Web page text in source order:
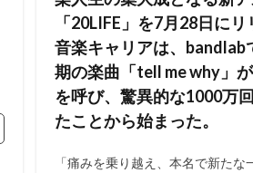
「20LIFE」を7月28日に
音楽キャリアは、bandlab
期の楽曲「tell me why」
を呼び、驚異的な1000万
たことから始まった。
「痛みを乗り越え、本名で新たな